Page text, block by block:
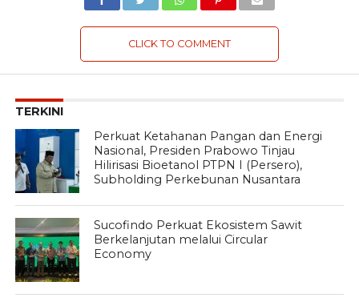
CLICK TO COMMENT
TERKINI
Perkuat Ketahanan Pangan dan Energi
Nasional, Presiden Prabowo Tinjau
Hilirisasi Bioetanol PTPN I (Persero),
Subholding Perkebunan Nusantara
Sucofindo Perkuat Ekosistem Sawit
Berkelanjutan melalui Circular
Economy